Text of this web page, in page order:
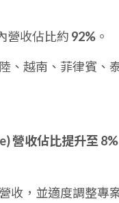
營收佔比約 92% 。
、越南、菲律賓、
營收佔比提升至 8%
收，並適度調整專